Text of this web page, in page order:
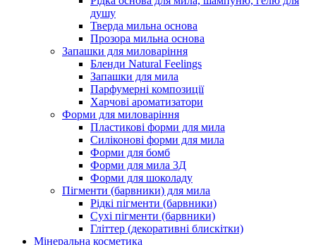
душу
Тверда мильна основа
Прозора мильна основа
Запашки для миловаріння
Бленди Natural Feelings
Запашки для мила
Парфумерні композиції
Харчові ароматизатори
Форми для миловаріння
Пластикові форми для мила
Силіконові форми для мила
Форми для бомб
Форми для мила 3Д
Форми для шоколаду
Пігменти (барвники) для мила
Рідкі пігменти (барвники)
Сухі пігменти (барвники)
Гліттер (декоративні блискітки)
Мінеральна косметика